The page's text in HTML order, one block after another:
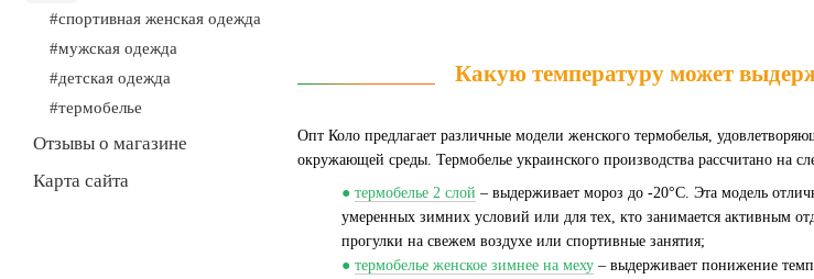
Какую температуру может
Опт Коло предлагает различные модели женского термобелья,
окружающей среды. Термобелье украинского производства рассчитано на
● термобелье 2 слой – выдерживает мороз до -20°C. Эта модель
умеренных зимних условий или для тех, кто занимается активным
прогулки на свежем воздухе или спортивные занятия;
● термобелье женское зимнее на меху – выдерживает понижение
#спортивная женская одежда
#мужская одежда
#детская одежда
#термобелье
Отзывы о магазине
Карта сайта